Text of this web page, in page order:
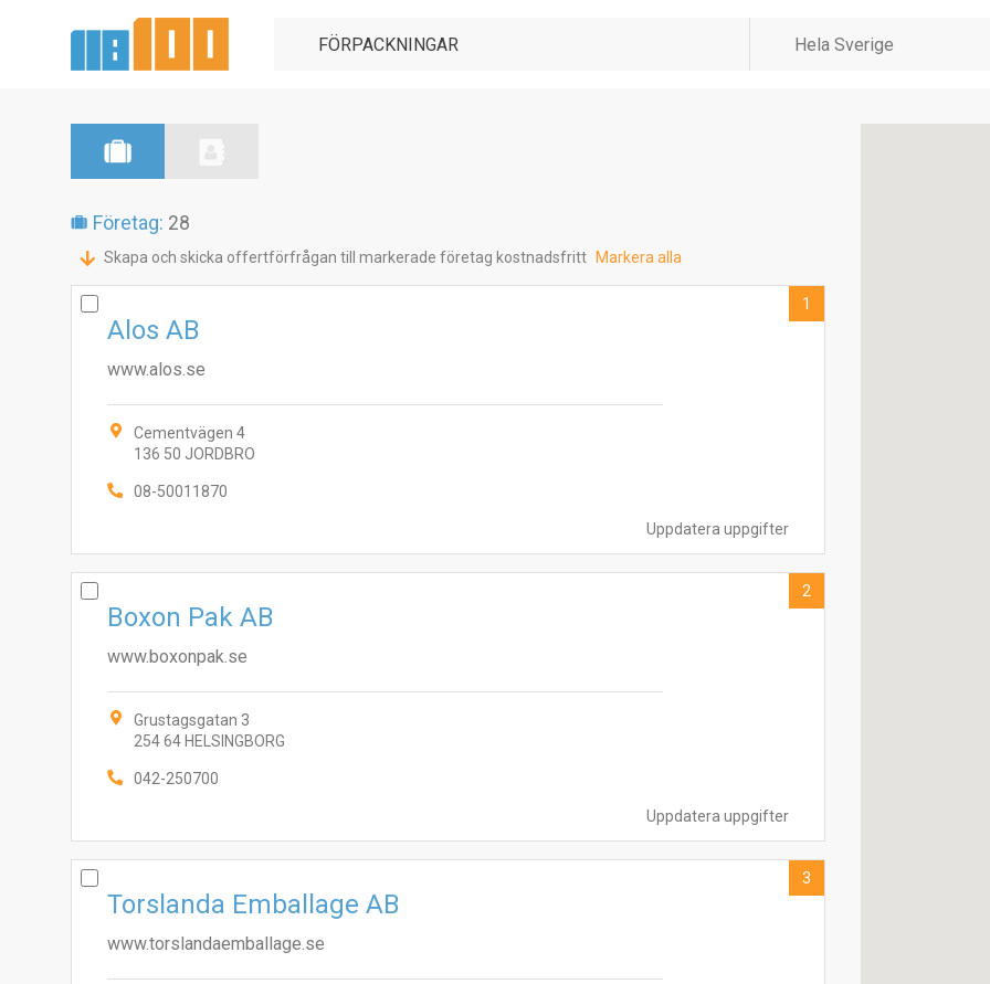
Företag: 28
Skapa och skicka offertförfrågan till markerade företag kostnadsfritt Markera alla
Uppdatera uppgifter
Alos AB
www.alos.se
Cementvägen 4
136 50 JORDBRO
08-50011870
1
Uppdatera uppgifter
Boxon Pak AB
www.boxonpak.se
Grustagsgatan 3
254 64 HELSINGBORG
042-250700
2
Torslanda Emballage AB
www.torslandaemballage.se
3